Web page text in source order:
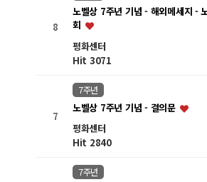
8
노벨상 7주년 기념 - 해외메세지 -
회
평화센터
Hit 3071
7
7주년
노벨상 7주년 기념 - 결의문
평화센터
Hit 2840
7주년